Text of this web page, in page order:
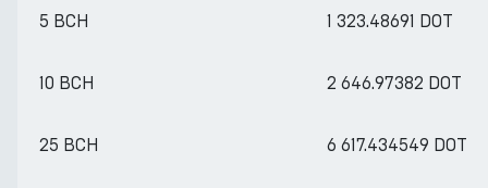
5 BCH 1 323.48691 DOT
10 BCH 2 646.97382 DOT
25 BCH 6 617.434549 DOT